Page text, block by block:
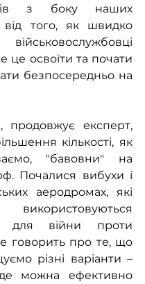
з боку наших
від того, як швидко
військовослужбовці
це освоїти та почати
безпосередньо на
продовжує експерт,
кількості, як
"бавовни" на
рф. Почалися вибухи і
аеродромах, які
для війни проти
говорить про те, що
різні варіанти –
можна ефективно